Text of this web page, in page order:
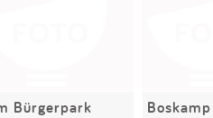
Bürgerpark